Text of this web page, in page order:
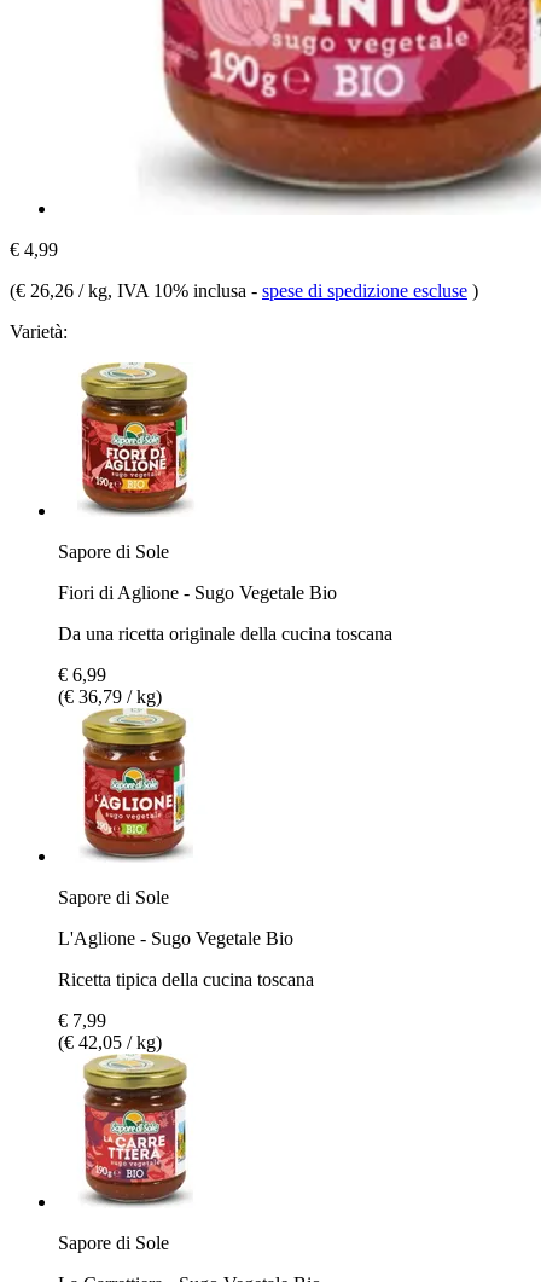
€ 4,99
(€ 26,26 / kg, IVA 10% inclusa - spese di spedizione escluse )
Varietà:
Sapore di Sole
Fiori di Aglione - Sugo Vegetale Bio
Da una ricetta originale della cucina toscana
€ 6,99
(€ 36,79 / kg)
Sapore di Sole
L'Aglione - Sugo Vegetale Bio
Ricetta tipica della cucina toscana
€ 7,99
(€ 42,05 / kg)
Sapore di Sole